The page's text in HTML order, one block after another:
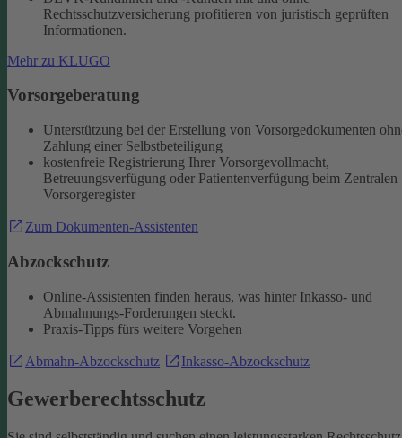
Rechtsschutzversicherung profitieren von juristisch geprüften
Informationen.
Mehr zu KLUGO
Vorsorgeberatung
Unterstützung bei der Erstellung von Vorsorgedokumenten
Zahlung einer Selbstbeteiligung
kostenfreie Registrierung Ihrer Vorsorgevollmacht,
Betreuungsverfügung oder Patientenverfügung beim Zentralen
Vorsorgeregister
Zum Dokumenten-Assistenten
Abzockschutz
Online-Assistenten finden heraus, was hinter Inkasso- und
Abmahnungs-Forderungen steckt.
Praxis-Tipps fürs weitere Vorgehen
Abmahn-Abzockschutz Inkasso-Abzockschutz
Gewerberechtsschutz